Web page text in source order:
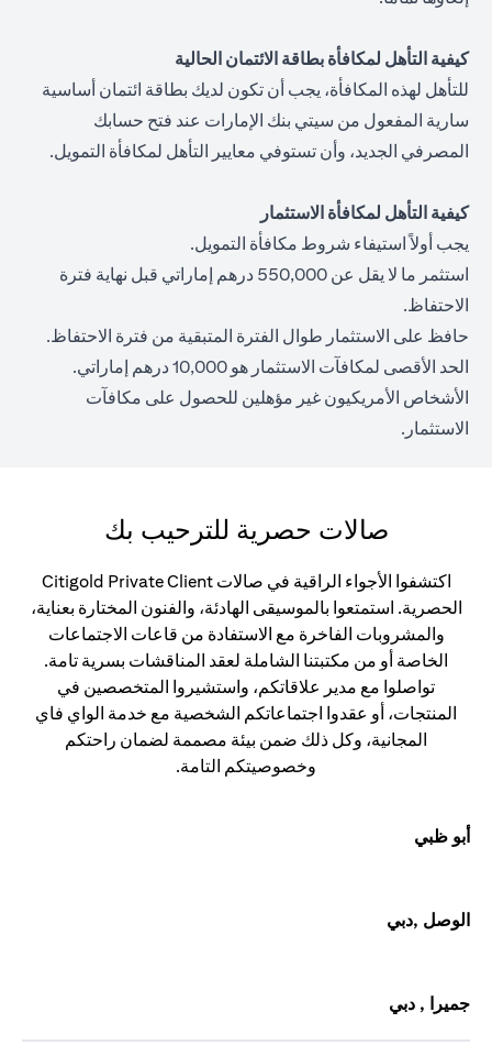
كيفية التأهل لمكافأة بطاقة الائتمان الحالية
للتأهل لهذه المكافأة، يجب أن تكون لديك بطاقة ائتمان أساسية
سارية المفعول من سيتي بنك الإمارات عند فتح حسابك
المصرفي الجديد، وأن تستوفي معايير التأهل لمكافأة التمويل.
كيفية التأهل لمكافأة الاستثمار
يجب أولاً استيفاء شروط مكافأة التمويل.
استثمر ما لا يقل عن 550,000 درهم إماراتي قبل نهاية فترة
الاحتفاظ.
حافظ على الاستثمار طوال الفترة المتبقية من فترة الاحتفاظ.
الحد الأقصى لمكافآت الاستثمار هو 10,000 درهم إماراتي.
الأشخاص الأمريكيون غير مؤهلين للحصول على مكافآت
الاستثمار.
صالات حصرية للترحيب بك
اكتشفوا الأجواء الراقية في صالات Citigold Private Client
الحصرية. استمتعوا بالموسيقى الهادئة، والفنون المختارة بعناية،
والمشروبات الفاخرة مع الاستفادة من قاعات الاجتماعات
الخاصة أو من مكتبتنا الشاملة لعقد المناقشات بسرية تامة.
تواصلوا مع مدير علاقاتكم، واستشيروا المتخصصين في
المنتجات، أو عقدوا اجتماعاتكم الشخصية مع خدمة الواي فاي
المجانية، وكل ذلك ضمن بيئة مصممة لضمان راحتكم
وخصوصيتكم التامة.
أبو ظبي
الوصل ,دبي
جميرا , دبي